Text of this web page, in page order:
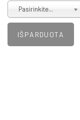
Pasirinkite...